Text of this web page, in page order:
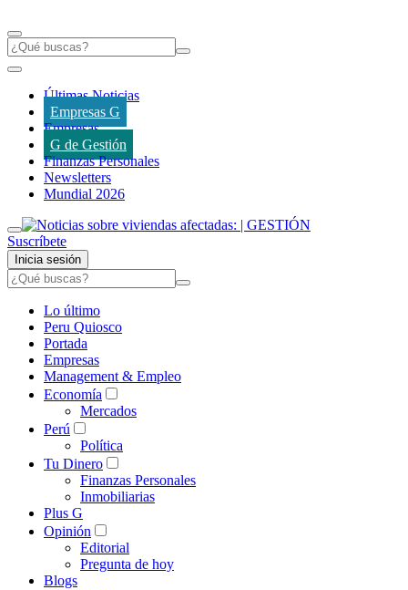
Últimas Noticias
Empresas G
Empresas
G de Gestión
Finanzas Personales
Newsletters
Mundial 2026
Suscríbete
Inicia sesión
Lo último
Peru Quiosco
Portada
Empresas
Management & Empleo
Economía
Mercados
Perú
Política
Tu Dinero
Finanzas Personales
Inmobiliarias
Plus G
Opinión
Editorial
Pregunta de hoy
Blogs